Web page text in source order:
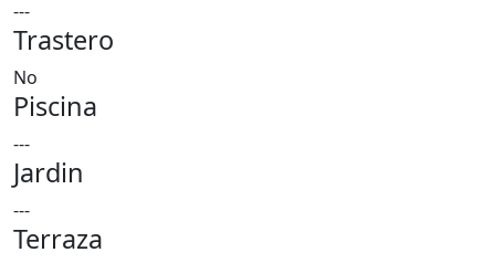
---
Trastero
No
Piscina
---
Jardin
---
Terraza